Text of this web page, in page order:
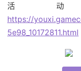
活
https://
5e98_10172811.html